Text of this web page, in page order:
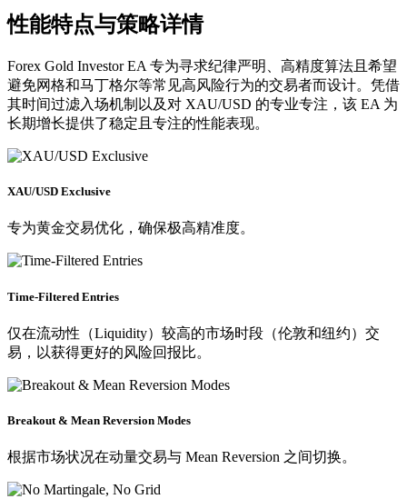
性能特点与策略详情
Forex Gold Investor EA 专为寻求纪律严明、高精度算法且希望
避免网格和马丁格尔等常见高风险行为的交易者而设计。凭借
其时间过滤入场机制以及对 XAU/USD 的专业专注，该 EA 为
长期增长提供了稳定且专注的性能表现。
XAU/USD Exclusive
专为黄金交易优化，确保极高精准度。
Time-Filtered Entries
仅在流动性（Liquidity）较高的市场时段（伦敦和纽约）交
易，以获得更好的风险回报比。
Breakout & Mean Reversion Modes
根据市场状况在动量交易与 Mean Reversion 之间切换。